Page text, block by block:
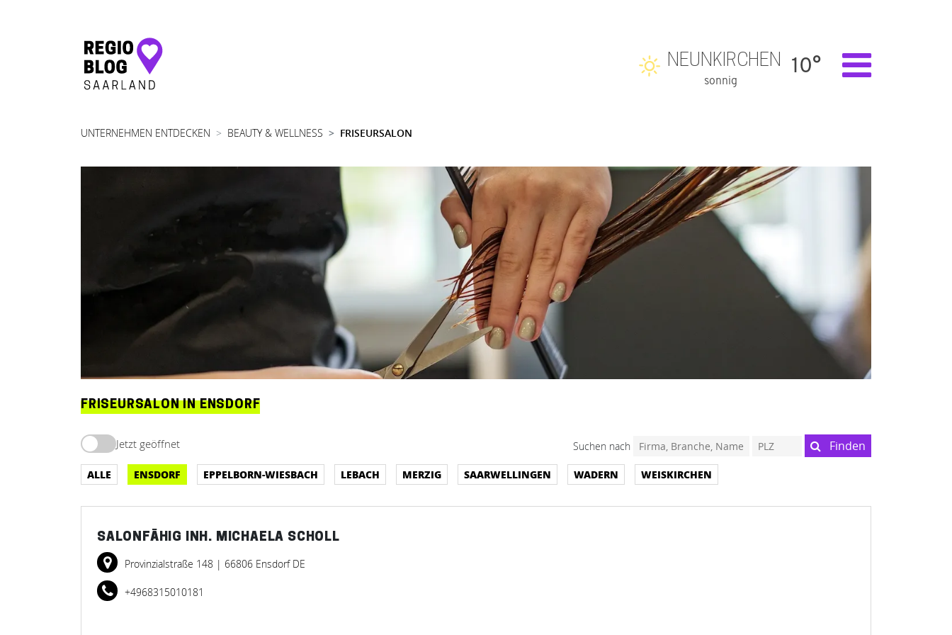
Hauptnavigation
NEUNKIRCHEN
sonnig
10°
UNTERNEHMEN ENTDECKEN BEAUTY & WELLNESS FRISEURSALON
FRISEURSALON IN ENSDORF
Jetzt geöffnet Suchen nach Finden
ALLE ENSDORF EPPELBORN-WIESBACH LEBACH MERZIG SAARWELLINGEN WADERN WEISKIRCHEN
SALONFÄHIG INH. MICHAELA SCHOLL
Provinzialstraße 148 | 66806 Ensdorf DE
+4968315010181